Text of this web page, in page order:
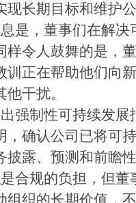
现长期目标和维护
是，董事们在解
样令人鼓舞的是，
训正在帮助他们向
干扰。
强制性可持续发
，确认公司已将可
披露、预测和前瞻
合规的负担，但
组织的长期价值，